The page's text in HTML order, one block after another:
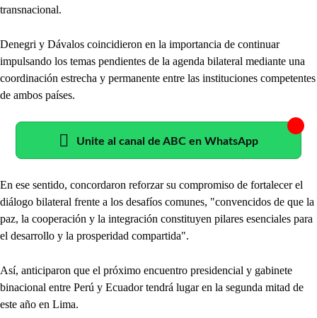
transnacional.
Denegri y Dávalos coincidieron en la importancia de continuar
impulsando los temas pendientes de la agenda bilateral mediante una
coordinación estrecha y permanente entre las instituciones competentes
de ambos países.
Unite al canal de ABC en WhatsApp
En ese sentido, concordaron reforzar su compromiso de fortalecer el
diálogo bilateral frente a los desafíos comunes, "convencidos de que la
paz, la cooperación y la integración constituyen pilares esenciales para
el desarrollo y la prosperidad compartida".
Así, anticiparon que el próximo encuentro presidencial y gabinete
binacional entre Perú y Ecuador tendrá lugar en la segunda mitad de
este año en Lima.